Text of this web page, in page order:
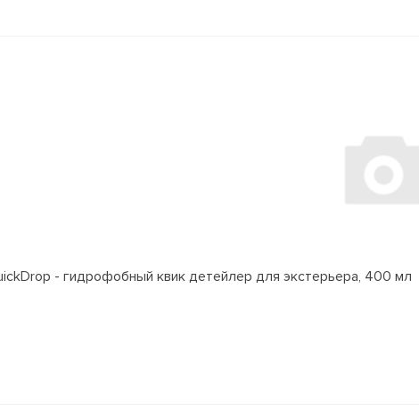
- гидрофобный квик детейлер для экстерьера, 400 мл